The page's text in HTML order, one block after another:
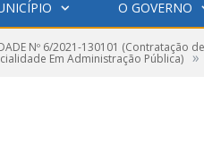
O GOVERNO
Nº 6/2021-130101 (Contratação
Em Administração Pública) »